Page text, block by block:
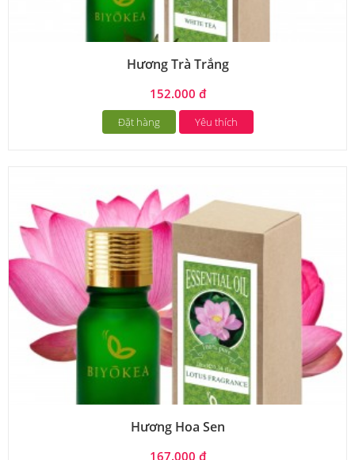
Hương Trà Trắng
152.000 đ
Đặt hàng Yêu thích
Hương Hoa Sen
167.000 đ